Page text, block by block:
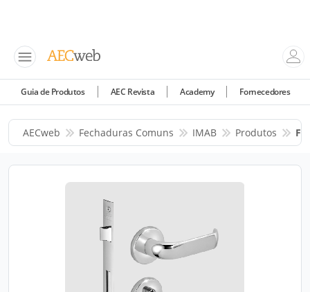
Guia de Produtos AEC Revista Academy Fornecedores
AECweb Fechaduras Comuns IMAB Produtos